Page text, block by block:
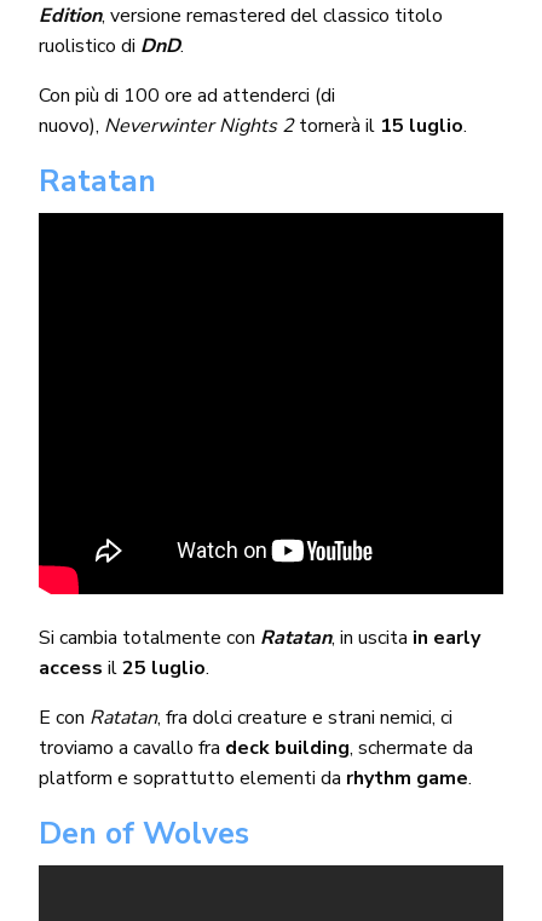
Edition, versione remastered del classico titolo
ruolistico di DnD.
Con più di 100 ore ad attenderci (di
nuovo), Neverwinter Nights 2tornerà il 15 luglio.
Ratatan
Si cambia totalmente con Ratatan, in uscita in early
access il25 luglio.
E con Ratatan, fra dolci creature e strani nemici, ci
troviamo a cavallo fra deck building, schermate da
platform e soprattutto elementi da rhythm game.
Den of Wolves